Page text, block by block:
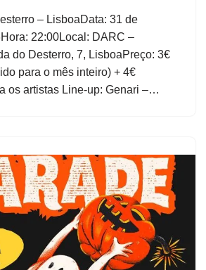
– LisboaData: 31 de
22:00Local: DARC –
do Desterro, 7, LisboaPreço: 3€
para o mês inteiro) + 4€
os artistas Line-up: Genari –…